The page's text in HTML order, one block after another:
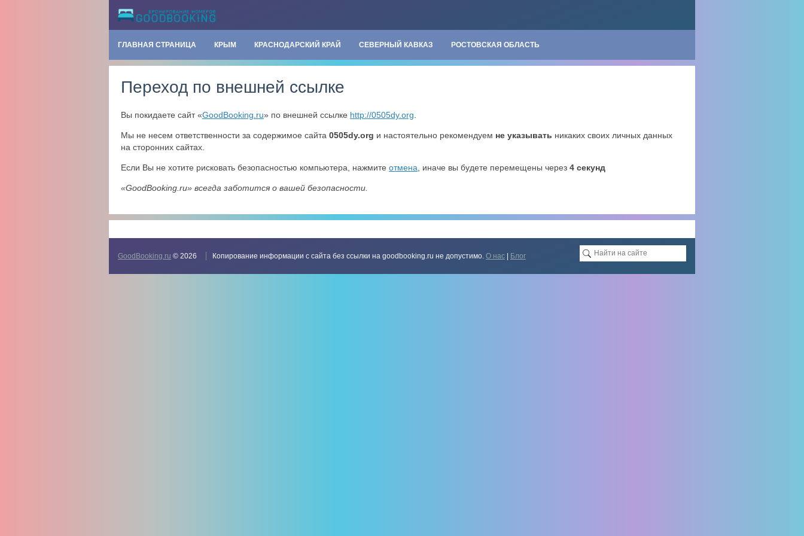
ГЛАВНАЯ СТРАНИЦА КРЫМ КРАСНОДАРСКИЙ КРАЙ СЕВЕРНЫЙ КАВКАЗ РОСТОВСКАЯ ОБЛАСТЬ
Переход по внешней ссылке
Вы покидаете сайт «GoodBooking.ru» по внешней ссылке http://0505dy.org
Мы не несем ответственности за содержимое сайта 0505dy.org и настоятельно рекомендуем не указывать никаких своих личных данных
на сторонних сайтах.
Если Вы не хотите рисковать безопасностью компьютера, нажмите отмена , иначе вы будете перемещены через 4 секунд
«GoodBooking.ru» всегда заботится о вашей безопасности.
GoodBooking.ru © 2026 Копирование информации с сайта без ссылки на goodbooking.ru не допустимо. О нас Блог